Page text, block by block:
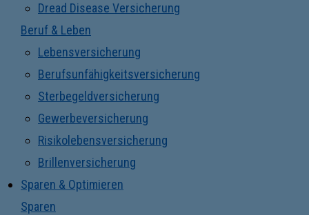
Dread Disease Versicherung
Beruf & Leben
Lebensversicherung
Berufsunfähigkeitsversicherung
Sterbegeldversicherung
Gewerbeversicherung
Risikolebensversicherung
Brillenversicherung
Sparen & Optimieren
Sparen